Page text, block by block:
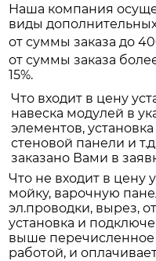
Наша компания
виды
от суммы заказа до
от суммы заказа
15%.
Что входит в цену
навеска модулей в
элементов,
стеновой панели и
заказано Вами в
Что не входит в цену
мойку, варочную
эл.проводки, вырез,
установка и
выше перечисленное
работой, и